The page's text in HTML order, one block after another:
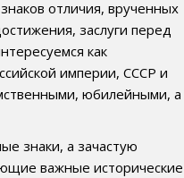
отличия, врученных
заслуги перед
как
империи, СССР и
юбилейными, а
знаки, а зачастую
важные исторические